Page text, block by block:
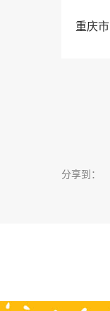
重庆市
分享到：